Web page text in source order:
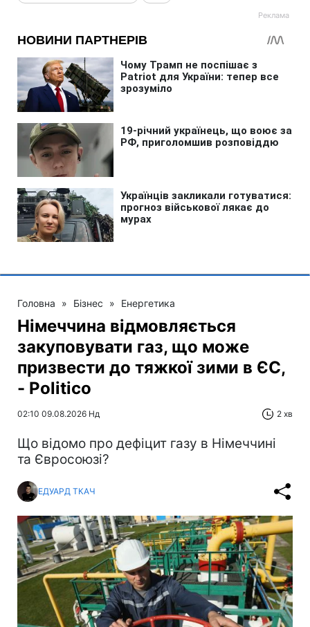
Головна » Бізнес » Енергетика
Німеччина відмовляється
закуповувати газ, що може
призвести до тяжкої зими в ЄС,
- Politico
02:10 09.08.2026 Нд 2 хв
Що відомо про дефіцит газу в Німеччині
та Євросоюзі?
ЕДУАРД ТКАЧ